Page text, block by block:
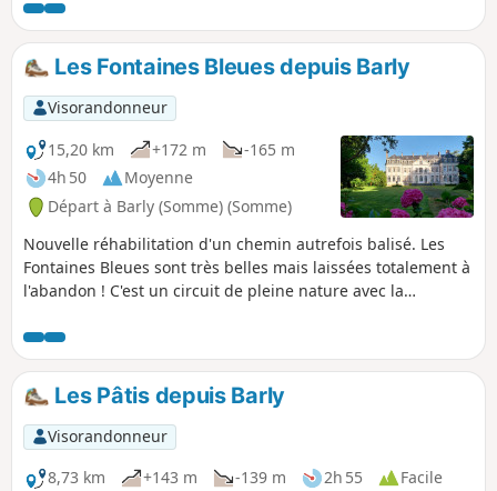
Les Fontaines Bleues depuis Barly
Visorandonneur
15,20 km
+172 m
-165 m
4h 50
Moyenne
Départ à Barly (Somme) (Somme)
Nouvelle réhabilitation d'un chemin autrefois balisé. Les
Fontaines Bleues sont très belles mais laissées totalement à
l'abandon ! C'est un circuit de pleine nature avec la
rando "le Bois des Bouloies". Au point (7), en virant à
gauche, on se retrouve sur ce parcours (vers le lieu-dit les
Tilleuls : point (3). Le total doit alors faire environ 24 km.
Les Pâtis depuis Barly
Visorandonneur
8,73 km
+143 m -139 m 2h 55
Facile